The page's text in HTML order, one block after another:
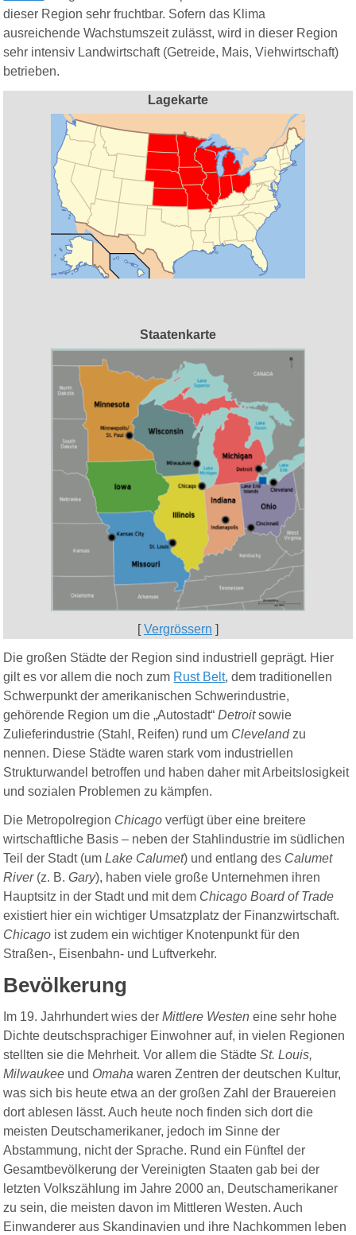
dieser Region sehr fruchtbar. Sofern das Klima
ausreichende Wachstumszeit zulässt, wird in dieser Region
sehr intensiv Landwirtschaft (Getreide, Mais, Viehwirtschaft)
betrieben.
Lagekarte
Staatenkarte
[Vergrössern ]
Die großen Städte der Region sind industriell
geprägt. Hier
gilt es vor allem die noch zum Rust Belt, dem traditionellen
Schwerpunkt der amerikanischen Schwerindustrie,
gehörende Region um die „Autostadt“Detroitsowie
Zulieferindustrie (Stahl, Reifen) rund um Clevelandzu
nennen. Diese Städte waren stark vom industriellen
Strukturwandel betroffen und haben daher mit Arbeitslosigkeit
und sozialen Problemen zu kämpfen.
Die Metropolregion Chicago verfügt über eine breitere
wirtschaftliche Basis – neben der Stahlindustrie im südlichen
Teil der Stadt (umLake Calumet) und entlang des Calumet
River (z. B.Gary), haben viele große Unternehmen ihren
Hauptsitz in der Stadt und mit dem Chicago Board of Trade
existiert hier ein wichtiger Umsatzplatz der Finanzwirtschaft.
Chicago ist zudem ein wichtiger Knotenpunkt für den
Straßen-, Eisenbahn- und Luftverkehr.
Bevölkerung
Im 19. Jahrhundert wies der Mittlere Westeneine sehr hohe
Dichte deutschsprachiger Einwohner auf, in vielen Regionen
stellten sie die Mehrheit. Vor allem die Städte St. Louis,
Milwaukee und Omaha waren Zentren der deutschen Kultur,
was sich bis heute etwa an der großen Zahl der Brauereien
dort ablesen lässt. Auch heute noch finden sich dort die
meisten Deutschamerikaner, jedoch im Sinne der
Abstammung, nicht der Sprache. Rund ein Fünftel der
Gesamtbevölkerung der Vereinigten Staaten gab bei der
letzten Volkszählung im Jahre 2000 an, Deutschamerikaner
zu sein, die meisten davon im Mittleren Westen. Auch
Einwanderer aus Skandinavien und ihre Nachkommen leben